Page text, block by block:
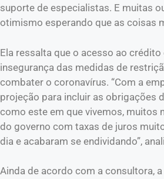
suporte de especialistas. E muitas
otimismo esperando que as coisas
Ela ressalta que o acesso ao
insegurança das medidas de
combater o coronavírus. “Com a
projeção para incluir as obrigações
como este em que vivemos, muitos
do governo com taxas de juros
dia e acabaram se endividando”,
Ainda de acordo com a consultora,